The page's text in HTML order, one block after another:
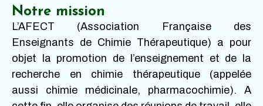
Notre mission
L’AFECT (Association Française des
Enseignants de Chimie Thérapeutique) a pour
objet la promotion de l’enseignement et de la
recherche en chimie thérapeutique (appelée
aussi chimie médicinale, pharmacochimie). A